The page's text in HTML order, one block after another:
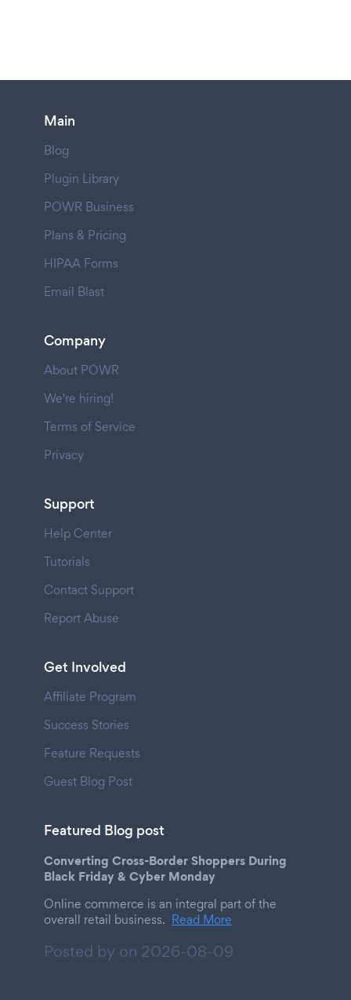
Main
Blog
Plugin Library
POWR Business
Plans & Pricing
HIPAA Forms
Email Blast
Company
About POWR
We're hiring!
Terms of Service
Privacy
Support
Help Center
Tutorials
Contact Support
Report Abuse
Get Involved
Affiliate Program
Success Stories
Feature Requests
Guest Blog Post
Featured Blog post
Converting Cross-Border Shoppers During
Black Friday & Cyber Monday
Online commerce is an integral part of the
overall retail business. Read More
Posted by on 2026-08-09